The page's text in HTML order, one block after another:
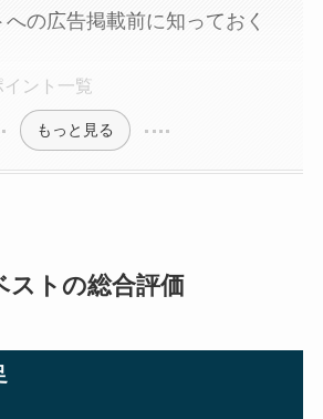
の広告掲載前に知っておく
ント一覧
もっと見る
ストの総合評価